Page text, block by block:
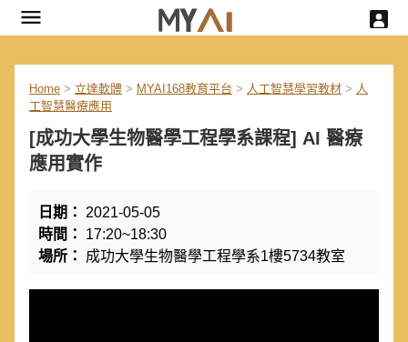
Home > 立達軟體 > MYAI168教育平台 > 人工智慧學習教材 > 人
工智慧醫療應用
[成功大學生物醫學工程學系課程] AI 醫療
應用實作
日期：
2021-05-05
時間：
17:20~18:30
場所：
成功大學生物醫學工程學系1樓5734教室